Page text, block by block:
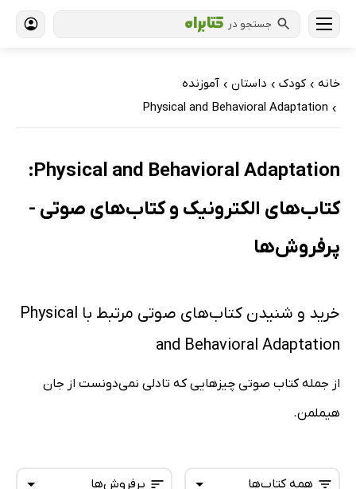
جستجو در
خانه › کودک › داستان › آموزنده
›
Physical and Behavioral Adaptation
Physical and Behavioral Adaptation:
کتاب‌های الکترونیک و کتاب‌های صوتی -
پرفروش‌ها
خرید و شنیدن کتاب‌های صوتی مرتبط با Physical
and Behavioral Adaptation
از جمله کتاب صوتی چیزهایی که تادلی نمی‌دونست از جان
هیملمن.
پرفروش‌ها همه کتاب‌ها